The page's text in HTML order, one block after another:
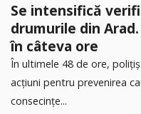
Se intensifică
drumurile din
în câteva ore
În ultimele 48 de ore,
acțiuni pentru prevenirea
consecințe...